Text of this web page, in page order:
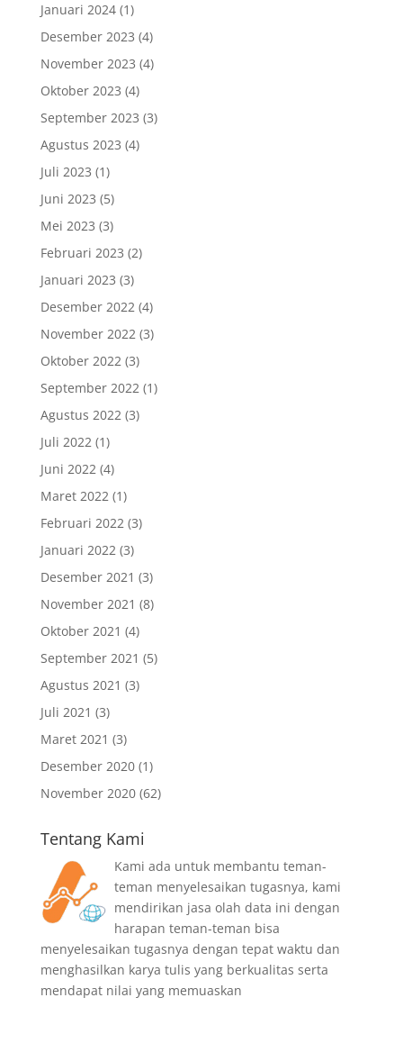
Januari 2024(1)
Desember 2023 (4)
November 2023 (4)
Oktober 2023 (4)
September 2023 (3)
Agustus 2023 (4)
Juli 2023 (1)
Juni 2023 (5)
Mei 2023 (3)
Februari 2023 (2)
Januari 2023 (3)
Desember 2022(4)
November 2022(3)
Oktober 2022(3)
September 2022(1)
Agustus 2022(3)
Juli 2022(1)
Juni 2022(4)
Maret 2022(1)
Februari 2022(3)
Januari 2022(3)
Desember 2021 (3)
November 2021 (8)
Oktober 2021 (4)
September 2021 (5)
Agustus 2021 (3)
Juli 2021 (3)
Maret 2021 (3)
Desember 2020(1)
November 2020(62)
Tentang Kami
Kami ada untuk membantu teman-
teman menyelesaikan tugasnya, kami
mendirikan jasa olah data ini dengan
harapan teman-teman bisa
menyelesaikan tugasnya dengan tepat waktu dan
menghasilkan karya tulis yang berkualitas serta
mendapat nilai yang memuaskan